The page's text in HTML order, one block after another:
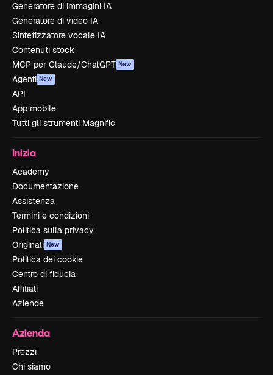
Generatore di immagini IA
Generatore di video IA
Sintetizzatore vocale IA
Contenuti stock
MCP per Claude/ChatGPT New
Agenti New
API
App mobile
Tutti gli strumenti Magnific
Inizia
Academy
Documentazione
Assistenza
Termini e condizioni
Politica sulla privacy
Originali New
Politica dei cookie
Centro di fiducia
Affiliati
Aziende
Azienda
Prezzi
Chi siamo